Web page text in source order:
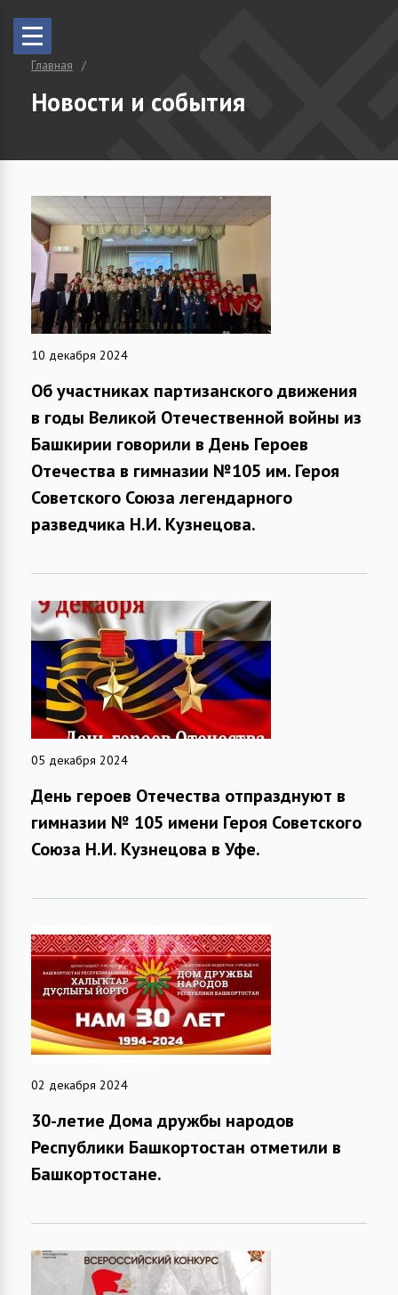
Главная
Новости и события
10 декабря 2024
Об участниках партизанского движения
в годы Великой Отечественной войны из
Башкирии говорили в День Героев
Отечества в гимназии №105 им. Героя
Советского Союза легендарного
разведчика Н.И. Кузнецова.
05 декабря 2024
День героев Отечества отпразднуют в
гимназии № 105 имени Героя Советского
Союза Н.И. Кузнецова в Уфе.
02 декабря 2024
30-летие Дома дружбы народов
Республики Башкортостан отметили в
Башкортостане.